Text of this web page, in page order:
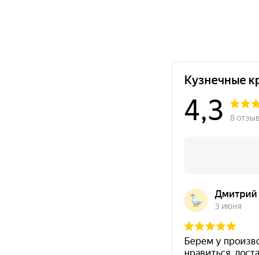
Преимущества CERTACOR
Полиорганосилоксановая грунт-эмаль для
металлических